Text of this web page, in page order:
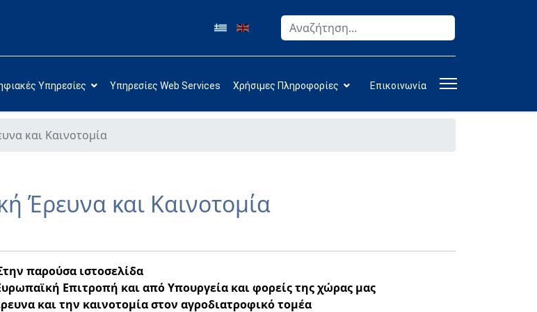
Αναζήτηση
Υπηρεσίες Υπηρεσίες Web Services Χρήσιμες Πληροφορίες Επικοινωνία
και Καινοτομία
Έρευνα και Καινοτομία
παρούσα ιστοσελίδα
Επιτροπή και από Υπουργεία και φορείς της χώρας μας
και την καινοτομία στον αγροδιατροφικό τομέα